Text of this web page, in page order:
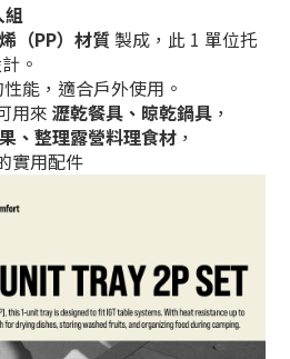
組
（PP）材質製成，此 1 單位托
。
性能，適合戶外使用。
用來 瀝乾餐具、晾乾鍋具 ，
、整理露營料理食材 ，
實用配件